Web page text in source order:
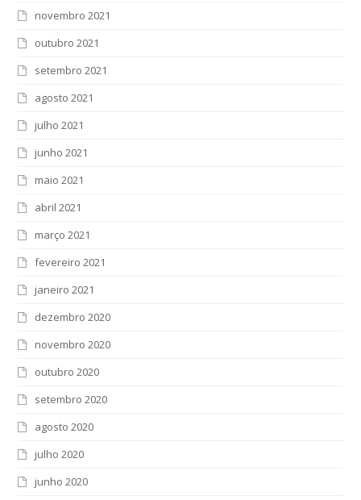
novembro 2021
outubro 2021
setembro 2021
agosto 2021
julho 2021
junho 2021
maio 2021
abril 2021
março 2021
fevereiro 2021
janeiro 2021
dezembro 2020
novembro 2020
outubro 2020
setembro 2020
agosto 2020
julho 2020
junho 2020